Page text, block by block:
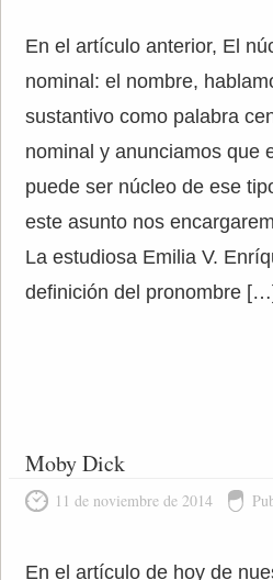
En el artículo anterior, El
nominal: el nombre,
sustantivo como palabra
nominal y anunciamos que
puede ser núcleo de ese
este asunto nos
La estudiosa Emilia V.
definición del pronombre
Moby Dick
11 de noviembre de 2014
En el artículo de hoy de